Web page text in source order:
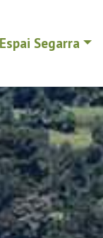
Espai Segarra